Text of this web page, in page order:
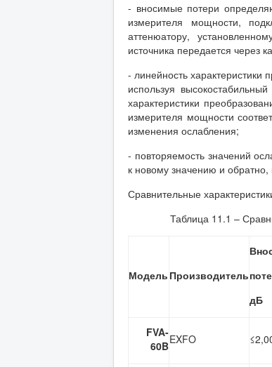
- вносимые потери
измерителя мощности,
аттенюатору,
источника передается через
- линейность
используя
характеристики
измерителя мощности
изменения ослабления;
- повторяемость значений
к новому значению и
Сравнительные
Таблица 11.1 –
Модель Производитель
дБ
FVA-
60BEXFO